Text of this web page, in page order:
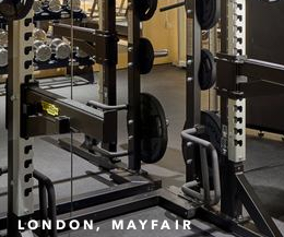
LONDON, MAYFAIR